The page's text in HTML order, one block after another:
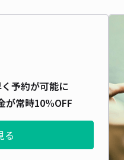
予約が可能に
が常時10%OFF
る